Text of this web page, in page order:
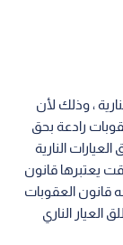
، وذلك لأن
يحتوي على عقوبات رادعة بحق
النارية
يعتبرها قانون
قانون العقوبات
الناري